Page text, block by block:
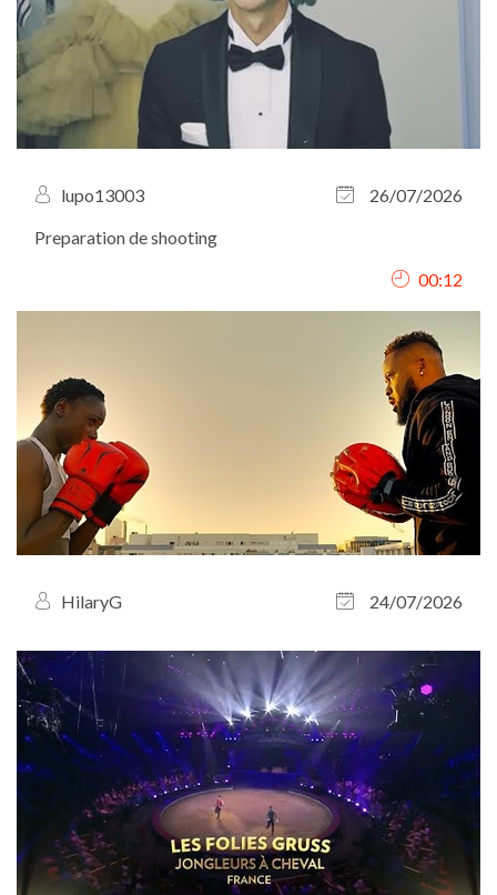
lupo13003
26/07/2026
Preparation de shooting
00:12
HilaryG 24/07/2026